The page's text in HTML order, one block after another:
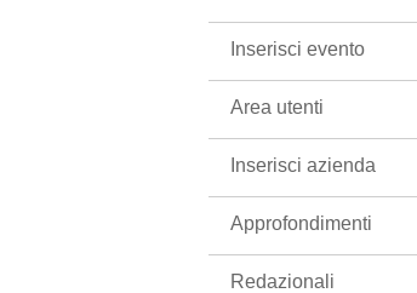
Inserisci evento
Area utenti
Inserisci azienda
Approfondimenti
Redazionali